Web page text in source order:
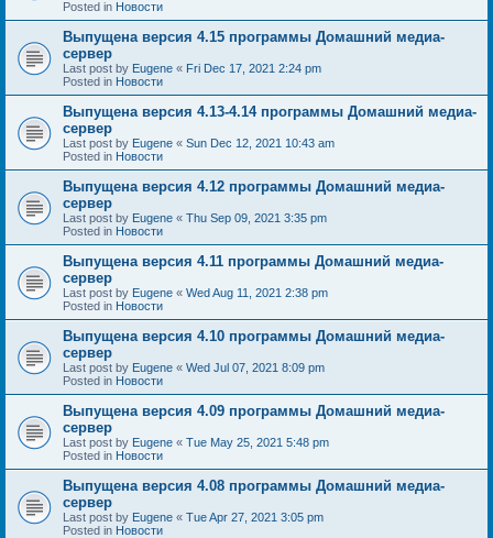
Posted in Новости
Выпущена версия 4.15 программы Домашний медиа-
сервер
Last post by Eugene « Fri Dec 17, 2021 2:24 pm
Posted in Новости
Выпущена версия 4.13-4.14 программы Домашний медиа-
сервер
Last post by Eugene « Sun Dec 12, 2021 10:43 am
Posted in Новости
Выпущена версия 4.12 программы Домашний медиа-
сервер
Last post by Eugene « Thu Sep 09, 2021 3:35 pm
Posted in Новости
Выпущена версия 4.11 программы Домашний медиа-
сервер
Last post by Eugene « Wed Aug 11, 2021 2:38 pm
Posted in Новости
Выпущена версия 4.10 программы Домашний медиа-
сервер
Last post by Eugene « Wed Jul 07, 2021 8:09 pm
Posted in Новости
Выпущена версия 4.09 программы Домашний медиа-
сервер
Last post by Eugene « Tue May 25, 2021 5:48 pm
Posted in Новости
Выпущена версия 4.08 программы Домашний медиа-
сервер
Last post by Eugene « Tue Apr 27, 2021 3:05 pm
Posted in Новости